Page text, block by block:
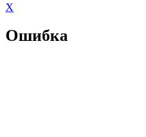
X
Ошибка